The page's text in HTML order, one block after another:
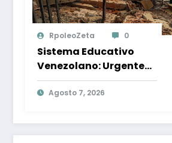
RpoleoZeta 0
Sistema Educativo
Venezolano: Urgente
Necesidad de
Preparación Ante
Agosto 7, 2026